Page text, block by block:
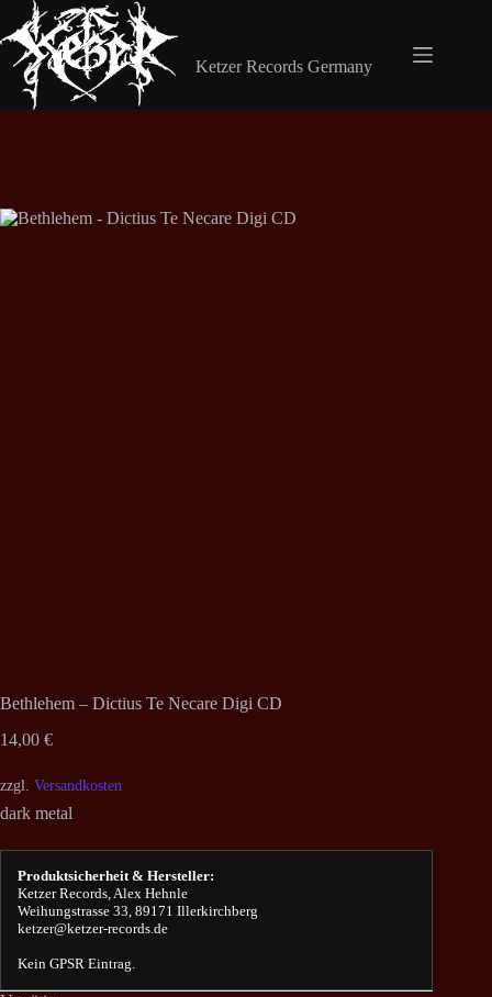
Inhalt
springen
Ketzer Records Germany
Bethlehem – Dictius Te Necare Digi CD
14,00 €
zzgl. Versandkosten
dark metal
Produktsicherheit & Hersteller:
Ketzer Records, Alex Hehnle
Weihungstrasse 33, 89171 Illerkirchberg
ketzer@ketzer-records.de
Kein GPSR Eintrag.